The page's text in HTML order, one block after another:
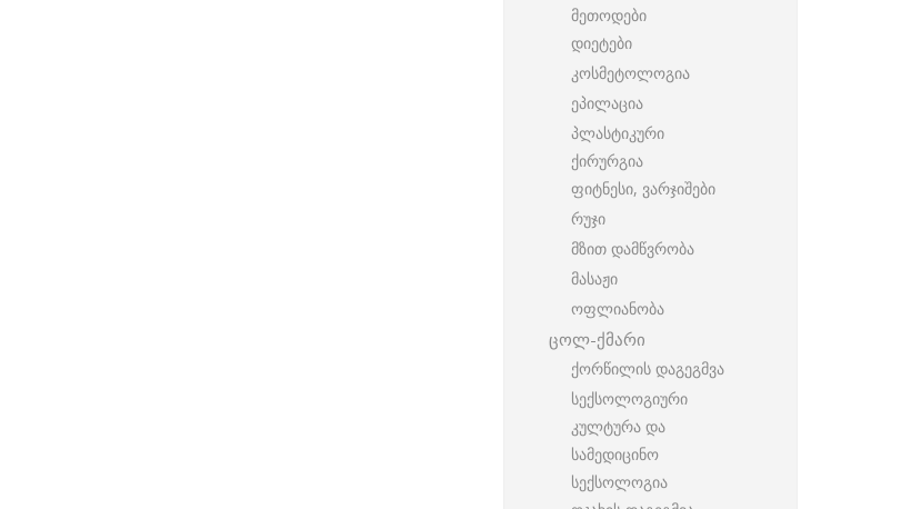
მეთოდები
დიეტები
კოსმეტოლოგია
ეპილაცია
პლასტიკური
ქირურგია
ფიტნესი, ვარჯიშები
რუჯი
მზით დამწვრობა
მასაჟი
ოფლიანობა
ცოლ-ქმარი
ქორწილის დაგეგმვა
სექსოლოგიური
კულტურა და
სამედიცინო
სექსოლოგია